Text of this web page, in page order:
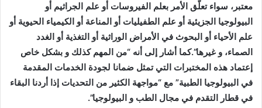
معتبر، سواء تعلّق الأمر بعلم الفيروسات أو علم الجراثيم أو
البيولوجيا الجزيئية أو علم الطفيليات أو المناعة أو الكيمياء الحيوية أو
علم الأحياء أو البحوث في الأمراض الوراثية أو التغذية أو الغدد
الصماء، و غيرها”.كما أشار إلى أنه “من المهم كذلك و بشكل خاص
إعتماد هذه المختبرات التي تمثل ضمانا لجودة الخدمات المقدمة
في البيولوجيا الطبية” مع “مواجهة الكثير من التحديات إذا أردنا البقاء
في قطار التقدم في مجال الطب و البيولوجيا”.